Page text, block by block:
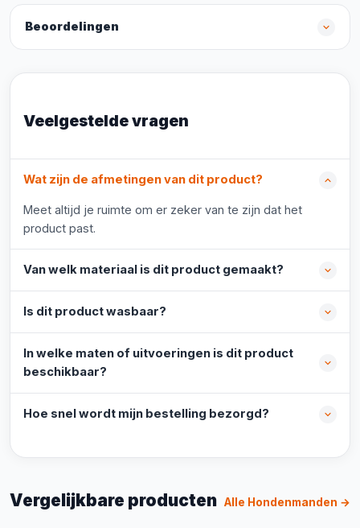
Beoordelingen
Veelgestelde vragen
Wat zijn de afmetingen van dit product?
Meet altijd je ruimte om er zeker van te zijn dat het
product past.
Van welk materiaal is dit product gemaakt?
Is dit product wasbaar?
In welke maten of uitvoeringen is dit product
beschikbaar?
Hoe snel wordt mijn bestelling bezorgd?
Vergelijkbare producten Alle Hondenmanden →